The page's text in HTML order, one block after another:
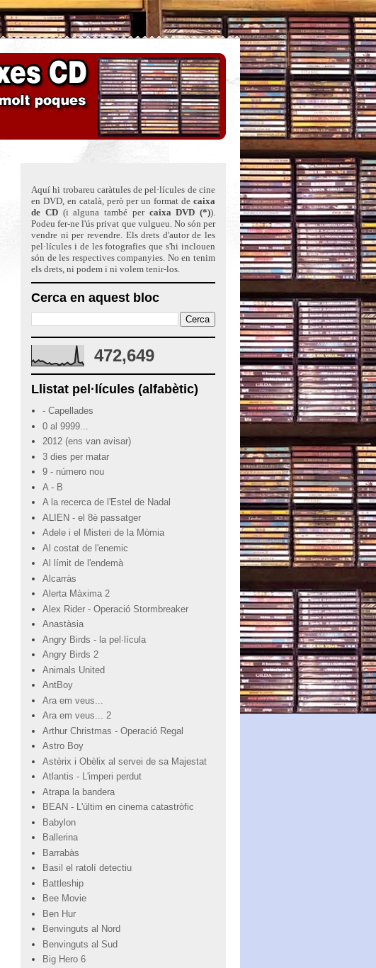
Aquí hi trobareu caràtules de pel·lícules de cine
en DVD, en català, però per un format de caixa
de CD(i alguna també per caixa DVD (*)).
Podeu fer-ne l'ús privat que vulgueu. No són per
vendre ni per revendre. Els drets d'autor de les
pel·lícules i de les fotografies que s'hi inclouen
són de les respectives companyies. No en tenim
els drets, ni podem i ni volem tenir-los.
Cerca en aquest bloc
472,649
Llistat pel·lícules (alfabètic)
- Capellades
0 al 9999...
2012 (ens van avisar)
3 dies per matar
9 - número nou
A - B
A la recerca de l'Estel de Nadal
ALIEN - el 8è passatger
Adele i el Misteri de la Mòmia
Al costat de l'enemic
Al límit de l'endemà
Alcarràs
Alerta Màxima 2
Alex Rider - Operació Stormbreaker
Anastàsia
Angry Birds - la pel·lícula
Angry Birds 2
Animals United
AntBoy
Ara em veus...
Ara em veus... 2
Arthur Christmas - Operació Regal
Astro Boy
Astèrix i Obèlix al servei de sa Majestat
Atlantis - L'imperi perdut
Atrapa la bandera
BEAN - L'últim en cinema catastròfic
Babylon
Ballerina
Barrabàs
Basil el ratolí detectiu
Battleship
Bee Movie
Ben Hur
Benvinguts al Nord
Benvinguts al Sud
Big Hero 6